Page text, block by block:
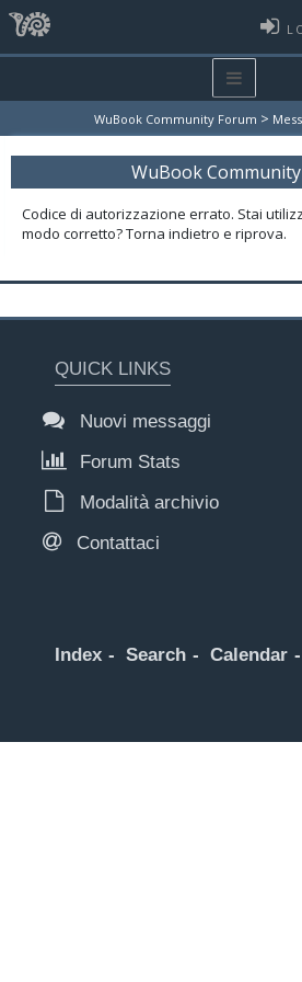
WuBook Community Forum >
WuBook
Codice di autorizzazione errato. Stai
modo corretto? Torna indietro e riprova.
QUICK LINKS
Nuovi messaggi
Forum Stats
Modalità archivio
Contattaci
Index Search Calendar